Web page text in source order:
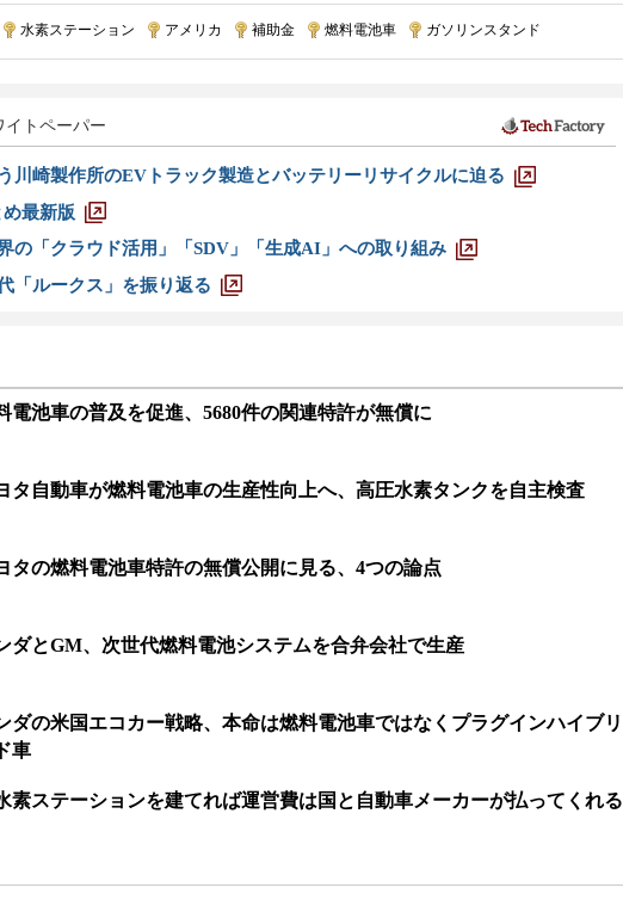
水素ステーション アメリカ 補助金 燃料電池車 ガソリンスタンド
イトペーパー
川崎製作所のEVトラック製造とバッテリーリサイクルに迫る
最新版
の「クラウド活用」「SDV」「生成AI」への取り組み
「ルークス」を振り返る
電池車の普及を促進、5680件の関連特許が無償に
タ自動車が燃料電池車の生産性向上へ、高圧水素タンクを自主検査
タの燃料電池車特許の無償公開に見る、4つの論点
ダとGM、次世代燃料電池システムを合弁会社で生産
ダの米国エコカー戦略、本命は燃料電池車ではなくプラグインハイブリ
車
素ステーションを建てれば運営費は国と自動車メーカーが払ってくれる